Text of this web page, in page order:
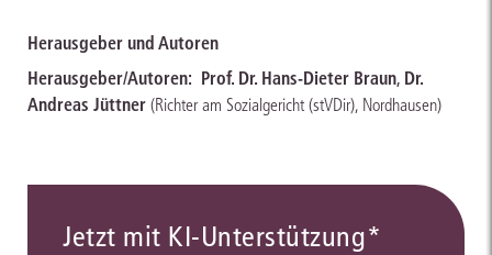
Herausgeber und Autoren
Herausgeber/Autoren: Prof. Dr. Hans-Dieter Braun, Dr.
Andreas Jüttner (Richter am Sozialgericht (stVDir), Nordhausen)
Jetzt mit KI-Unterstützung*